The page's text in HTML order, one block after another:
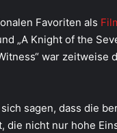
Favoriten als
„A Knight of the
war zeitweise
sagen, dass die
die nicht nur hohe